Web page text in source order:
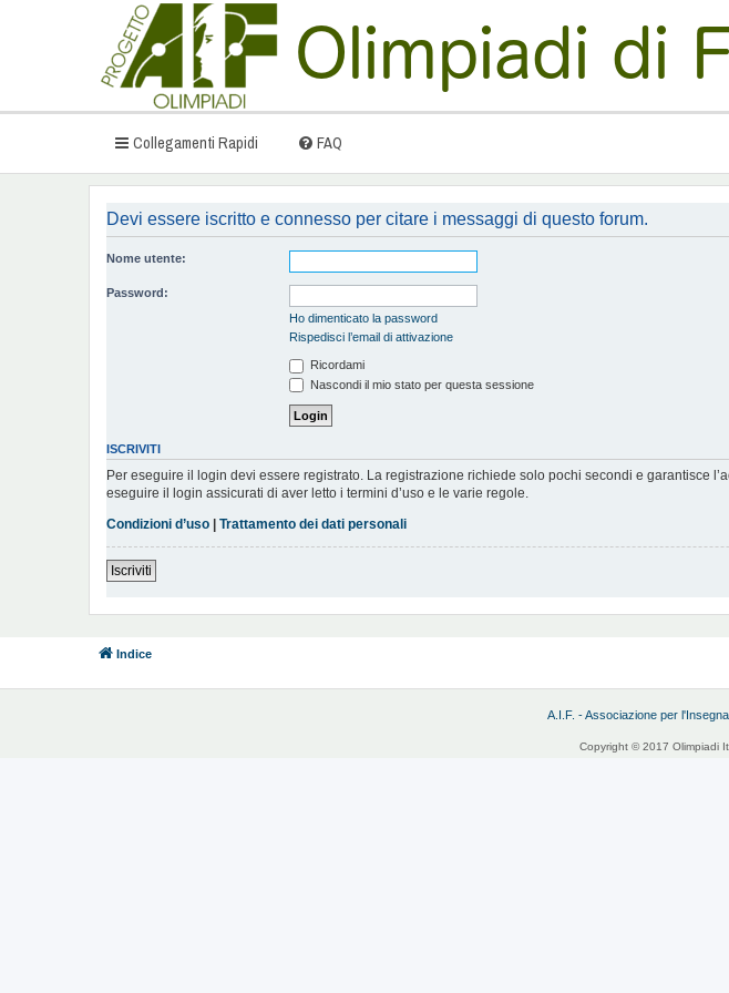
Collegamenti Rapidi FAQ
Devi essere iscritto e connesso per citare i messaggi di questo forum.
Nome utente:
Password:
Ho dimenticato la password
Rispedisci l’email di attivazione
Ricordami
Nascondi il mio stato per questa sessione
ISCRIVITI
Per eseguire il login devi essere registrato. La registrazione richiede solo pochi secondi e garantisce
eseguire il login assicurati di aver letto i termini d’uso e le varie regole.
Condizioni d’uso | Trattamento dei dati personali
Iscriviti
Indice
A.I.F. - Associazione per
Copyright © 2017 Olimpiadi